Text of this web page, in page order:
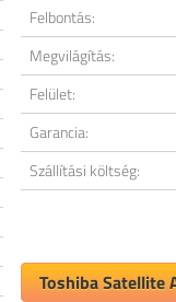
Felbontás:
Megvilágítás:
Felület:
Garancia:
Szállítási költség:
Toshiba Satellite